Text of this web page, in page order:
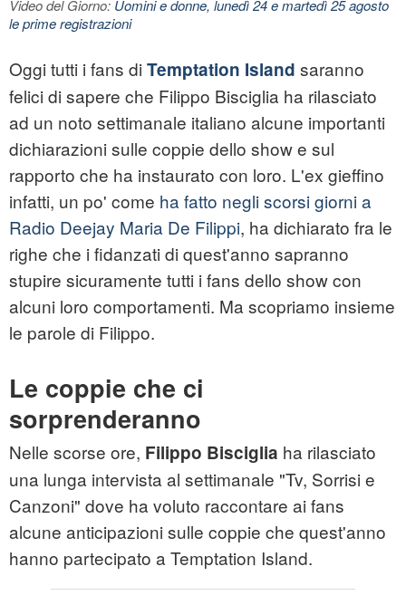
Video del Giorno: Uomini e donne, lunedì 24 e martedì 25 agosto
le prime registrazioni
Oggi tutti i fans di Temptation Island saranno
felici di sapere che Filippo Bisciglia ha rilasciato
ad un noto settimanale italiano alcune importanti
dichiarazioni sulle coppie dello show e sul
rapporto che ha instaurato con loro. L'ex gieffino
infatti, un po' come ha fatto negli scorsi giorni a
Radio Deejay Maria De Filippi, ha dichiarato fra le
righe che i fidanzati di quest'anno sapranno
stupire sicuramente tutti i fans dello show con
alcuni loro comportamenti. Ma scopriamo insieme
le parole di Filippo.
Le coppie che ci
sorprenderanno
Nelle scorse ore, Filippo Bisciglia ha rilasciato
una lunga intervista al settimanale "Tv, Sorrisi e
Canzoni" dove ha voluto raccontare ai fans
alcune anticipazioni sulle coppie che quest'anno
hanno partecipato a Temptation Island.